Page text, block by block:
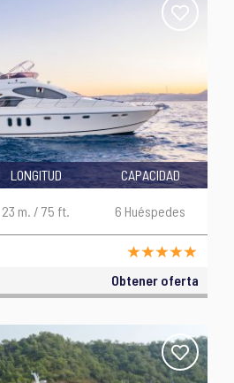
LONGITUD
23 m. / 75 ft.
CAPACIDAD
6 Huéspedes
Obtener oferta